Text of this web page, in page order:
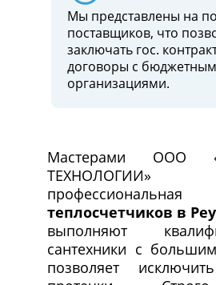
Мы представлены на
поставщиков, что
заключать гос.
договоры c
организациями.
Мастерами ООО
ТЕХНОЛОГИИ»
теплосчетчиков в
выполняют
сантехники с
позволяет